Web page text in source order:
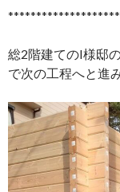
総2階建てのI様邸
で次の工程へと進